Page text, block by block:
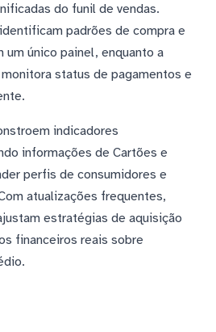
do funil de vendas.
padrões de compra e
um único painel, enquanto a
status de pagamentos e
indicadores
informações de Cartões e
perfis de consumidores e
atualizações frequentes,
estratégias de aquisição
financeiros reais sobre